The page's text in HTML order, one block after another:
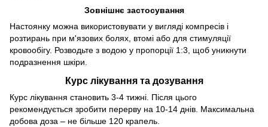
Зовнішнє застосування
Настоянку можна використовувати у вигляді компресів і
розтирань при м'язових болях, втомі або для стимуляції
кровообігу. Розводьте з водою у пропорції 1:3, щоб уникнути
подразнення шкіри.
Курс лікування та дозування
Курс лікування становить 3-4 тижні. Після цього
рекомендується зробити перерву на 10-14 днів. Максимальна
добова доза – не більше 120 крапель.